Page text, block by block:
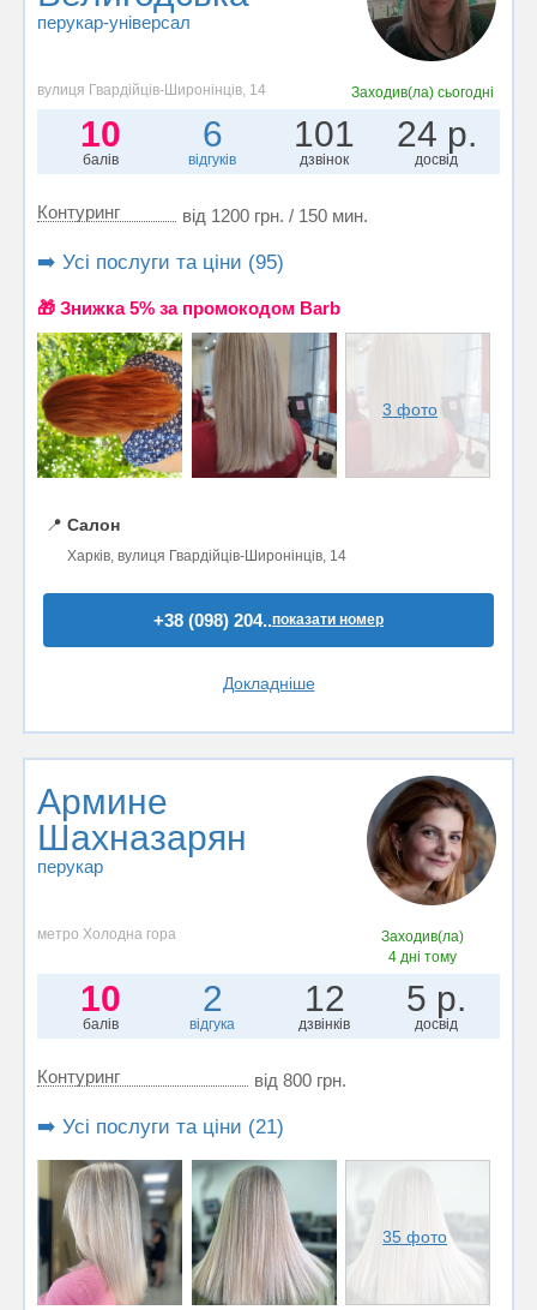
перукар-універсал
вулиця Гвардійців-Широнінців, 14 Заходив(ла)сьогодні
10
балів
6
відгуків
101
дзвінок
24 р.
досвід
Контуринг від 1200 грн. / 150 мин.
➡️ Усі послуги та ціни (95)
🎁 Знижка 5% за промокодом Barb
3 фото
📍 Салон
Харків, вулиця Гвардійців-Широнінців, 14
+38 (098) 204..показати номер
Докладніше
Армине
Шахназарян
перукар
метро Холодна гора
Заходив(ла)
4 дні тому
10
балів
2
відгука
12
дзвінків
5 р.
досвід
Контуринг від 800 грн.
➡️ Усі послуги та ціни (21)
35 фото